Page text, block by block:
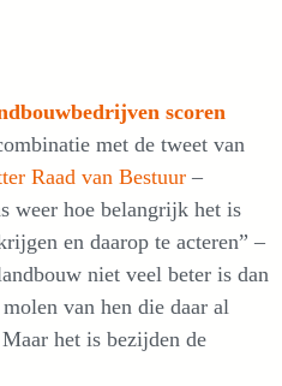
scoren
met de tweet van
Raad van Bestuur –
weer hoe belangrijk het is
en daarop te acteren” –
niet veel beter is dan
van hen die daar al
het is bezijden de